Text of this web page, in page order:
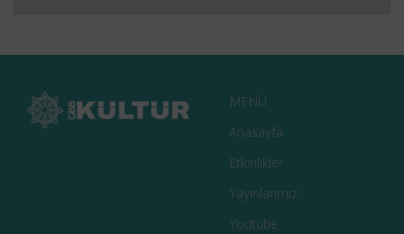
BARAKNAĞME – BIR BARAK OZANININ
MENÜ
Anasayfa
Etkinlikler
Yayınlarımız
Youtube